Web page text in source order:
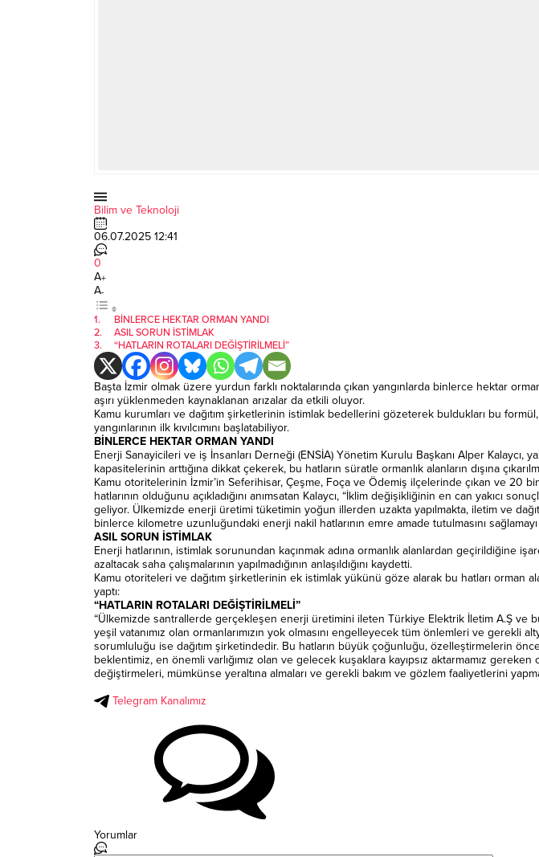
Bilim ve Teknoloji
06.07.2025 12:41
0
A+
A-
BİNLERCE HEKTAR ORMAN YANDI
ASIL SORUN İSTİMLAK
“HATLARIN ROTALARI DEĞİŞTİRİLMELİ”
Başta İzmir olmak üzere yurdun farklı noktalarında çıkan yangınlarda binlerce hektar
aşırı yüklenmeden kaynaklanan arızalar da etkili oluyor.
Kamu kurumları ve dağıtım şirketlerinin istimlak bedellerini gözeterek buldukları bu
yangınlarının ilk kıvılcımını başlatabiliyor.
BİNLERCE HEKTAR ORMAN YANDI
Enerji Sanayicileri ve iş İnsanları Derneği (ENSİA) Yönetim Kurulu Başkanı Alper Kalaycı,
kapasitelerinin arttığına dikkat çekerek, bu hatların süratle ormanlık alanların dışına
Kamu otoritelerinin İzmir’in Seferihisar, Çeşme, Foça ve Ödemiş ilçelerinde çıkan ve 20
hatlarının olduğunu açıkladığını anımsatan Kalaycı, “İklim değişikliğinin en can yakıcı
geliyor. Ülkemizde enerji üretimi tüketimin yoğun illerden uzakta yapılmakta, iletim ve
binlerce kilometre uzunluğundaki enerji nakil hatlarının emre amade tutulmasını sağlamayı
ASIL SORUN İSTİMLAK
Enerji hatlarının, istimlak sorunundan kaçınmak adına ormanlık alanlardan geçirildiğine
azaltacak saha çalışmalarının yapılmadığının anlaşıldığını kaydetti.
Kamu otoriteleri ve dağıtım şirketlerinin ek istimlak yükünü göze alarak bu hatları orman
yaptı:
“HATLARIN ROTALARI DEĞİŞTİRİLMELİ”
“Ülkemizde santrallerde gerçekleşen enerji üretimini ileten Türkiye Elektrik İletim A.Ş ve
yeşil vatanımız olan ormanlarımızın yok olmasını engelleyecek tüm önlemleri ve gerekli
sorumluluğu ise dağıtım şirketindedir. Bu hatların büyük çoğunluğu, özelleştirmelerin
beklentimiz, en önemli varlığımız olan ve gelecek kuşaklara kayıpsız aktarmamız
değiştirmeleri, mümkünse yeraltına almaları ve gerekli bakım ve gözlem faaliyetlerini
Telegram Kanalımız
Yorumlar